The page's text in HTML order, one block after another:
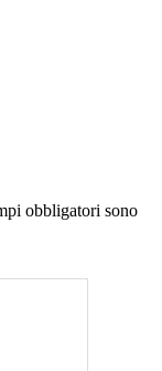
obbligatori sono